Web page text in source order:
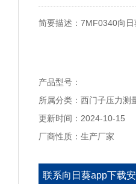
简要描述：7MF0340
产品型号：
所属分类：西门子压力测
更新时间：2024-10-15
厂商性质：生产厂家
联系向日葵app下载